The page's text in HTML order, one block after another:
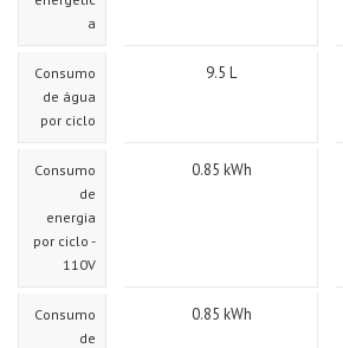
a
Consumo
de água
por ciclo
Consumo
de
energia
por ciclo -
110V
Consumo
de
9.5 L
0.85 kWh
0.85 kWh